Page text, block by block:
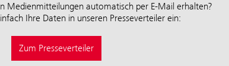
Medienmitteilungen automatisch per E-Mail erhalten?
Ihre Daten in unseren Presseverteiler ein:
Zum Presseverteiler